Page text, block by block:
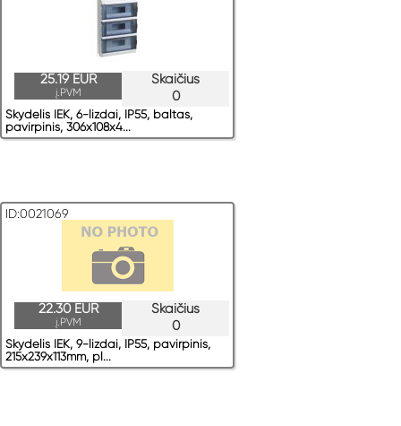
Skaičius
0
25.19 EUR
į.PVM
Skydelis IEK, 6-lizdai, IP55, baltas,
pavirрinis, 306x108x4...
ID:0021069
Skaičius
0
22.30 EUR
į.PVM
Skydelis IEK, 9-lizdai, IP55, pavirрinis,
215x239x113mm, pl...